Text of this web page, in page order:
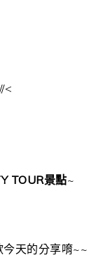
<
TOUR景點~
天的分享唷~~